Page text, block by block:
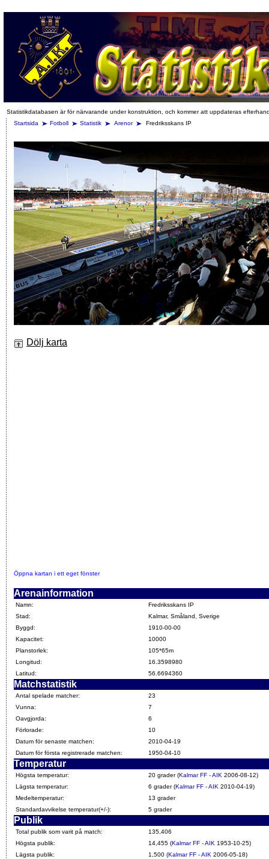
Statistikdatabasen är för närvarande under konstruktion, och kommer att uppdateras
Startsida
Fotboll Statistik Arenor Fredriksskans IP
Dölj karta
Öppna kartan i ett eget fönster
Arenainformation
Namn:
Fredriksskans IP
Stad:
Kalmar, Småland, Sverige
Byggd:
1910-00-00
Kapacitet:
10000
Planstorlek:
105*65m
Longitud:
16.3598980
Latitud:
56.6694360
Matchstatistik
Antal spelade matcher:
23
Vunna:
7
Oavgjorda:
6
Förlorade:
10
Datum för senaste matchen:
2010-04-19
Datum för första registrerade matchen:
1950-04-10
Temperatur
Högsta temperatur: 20 grader (Kalmar FF - AIK 2006-08-12)
Lägsta temperatur:
6 grader (Kalmar FF - AIK 2010-04-19)
Medeltemperatur:
13 grader
Standardavvikelse temperatur(+/-):
5 grader
Publik
Total publik som varit på match:
135,406
Högsta publik:
14,455 (Kalmar FF - AIK 1953-10-25)
Lägsta publik:
1,500 (Kalmar FF - AIK 2006-05-18)